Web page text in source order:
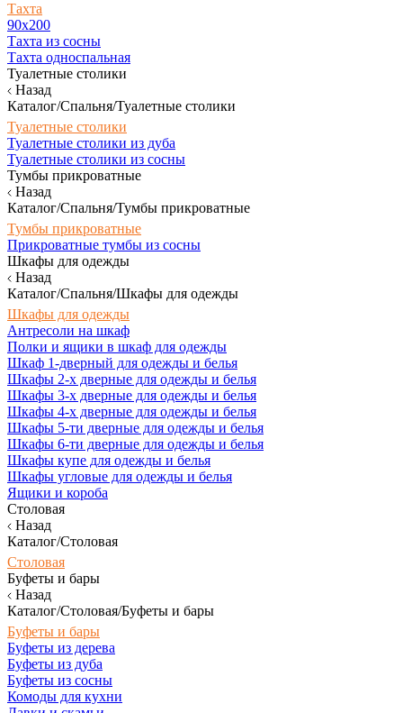
Тахта
90х200
Тахта из сосны
Тахта односпальная
Туалетные столики
Назад
Каталог/Спальня/Туалетные столики
Туалетные столики
Туалетные столики из дуба
Туалетные столики из сосны
Тумбы прикроватные
Назад
Каталог/Спальня/Тумбы прикроватные
Тумбы прикроватные
Прикроватные тумбы из сосны
Шкафы для одежды
Назад
Каталог/Спальня/Шкафы для одежды
Шкафы для одежды
Антресоли на шкаф
Полки и ящики в шкаф для одежды
Шкаф 1-дверный для одежды и белья
Шкафы 2-х дверные для одежды и белья
Шкафы 3-х дверные для одежды и белья
Шкафы 4-х дверные для одежды и белья
Шкафы 5-ти дверные для одежды и белья
Шкафы 6-ти дверные для одежды и белья
Шкафы купе для одежды и белья
Шкафы угловые для одежды и белья
Ящики и короба
Столовая
Назад
Каталог/Столовая
Столовая
Буфеты и бары
Назад
Каталог/Столовая/Буфеты и бары
Буфеты и бары
Буфеты из дерева
Буфеты из дуба
Буфеты из сосны
Комоды для кухни